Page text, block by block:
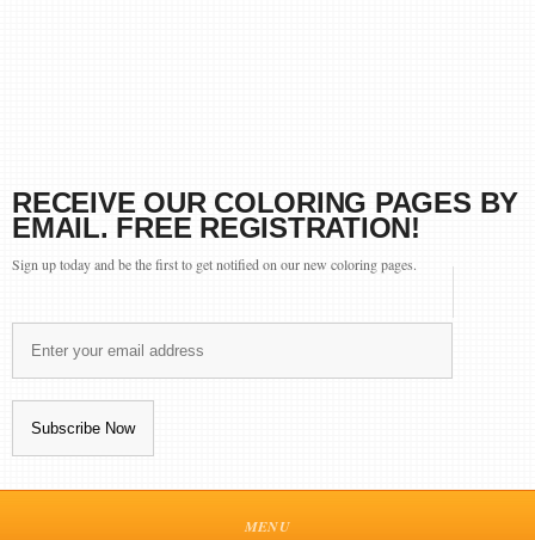
RECEIVE OUR COLORING PAGES BY
EMAIL. FREE REGISTRATION!
Sign up today and be the first to get notified on our new coloring pages.
MENU